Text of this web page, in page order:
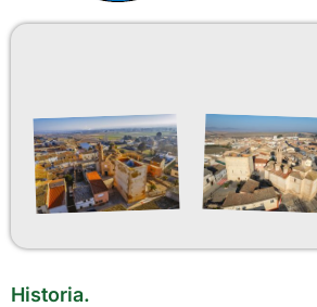
Historia.